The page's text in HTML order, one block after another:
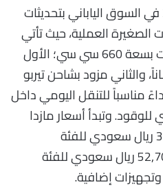
كشفت مازدا عن فلير 2027 في السوق الياباني بتحديثات
العملية، حيث تأتي
السيارة بخيارين من المحركات بسعة 660 سي سي؛ الأول
بقوة 48 حصاناً، والثاني مزود بشاحن تيربو
أداءً مناسباً للتنقل اليومي داخل
وتبدأ أسعار مازدا
فلير 2027 من حوالي 37,100 ريال سعودي للفئة
الأساسية، وتصل إلى نحو 52,700 ريال سعودي للفئة
إضافية.